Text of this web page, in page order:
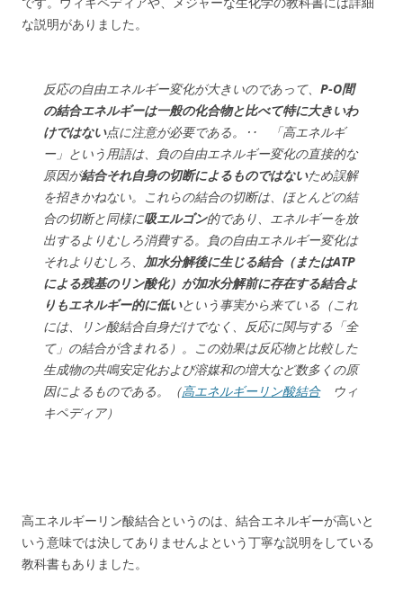
な説明がありました。
反応の自由エネルギー変化が大きいのであって、 P-O間
の結合エネルギーは一般の化合物と比べて特に大きいわ
けではない点に注意が必要である。‥ 「高エネルギ
ー」という用語は、負の自由エネルギー変化の直接的な
原因が結合それ自身の切断によるものではないため誤解
を招きかねない。これらの結合の切断は、ほとんどの結
合の切断と同様に吸エルゴン的であり、エネルギーを放
出するよりむしろ消費する。負の自由エネルギー変化は
それよりむしろ、 加水分解後に生じる結合（またはATP
による残基のリン酸化）が加水分解前に存在する結合よ
りもエネルギー的に低いという事実から来ている（これ
には、リン酸結合自身だけでなく、反応に関与する「全
て」の結合が含まれる）。この効果は反応物と比較した
生成物の共鳴安定化および溶媒和の増大など数多くの原
因によるものである。（高エネルギーリン酸結合ウィ
キペディア）
高エネルギーリン酸結合というのは、結合エネルギーが高いと
いう意味では決してありませんよという丁寧な説明をしている
教科書もありました。